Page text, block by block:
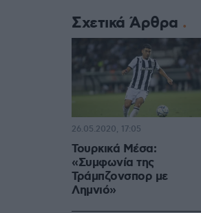
Σχετικά Άρθρα
Τουρκικά Μέσα:
«Συμφωνία της
Τράμπζονσπορ με
Λημνιό»
26.05.2020, 17:05